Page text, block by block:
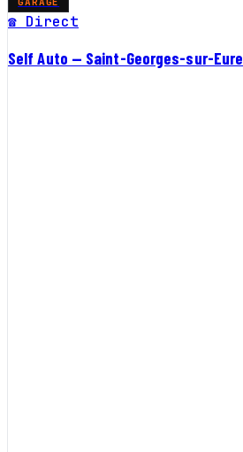
☎ Direct
Self Auto — Saint-Georges-sur-Eure